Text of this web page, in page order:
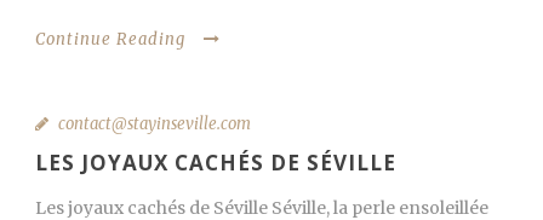
Continue Reading
contact@stayinseville.com
LES JOYAUX CACHÉS DE SÉVILLE
Les joyaux cachés de Séville Séville, la perle ensoleillée